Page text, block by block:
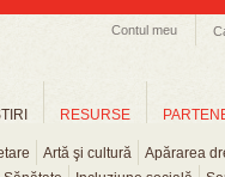
Contul meu
Artă şi cultură
Apărarea
RESURSE